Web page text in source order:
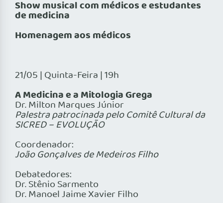
Show musical com médicos e estudantes
de medicina
Homenagem aos médicos
21/05 | Quinta-Feira | 19h
A Medicina e a Mitologia Grega
Dr. Milton Marques Júnior
Palestra patrocinada pelo Comitê Cultural da
SICRED – EVOLUÇÃO
Coordenador:
João Gonçalves de Medeiros Filho
Debatedores:
Dr. Stênio Sarmento
Dr. Manoel Jaime Xavier Filho